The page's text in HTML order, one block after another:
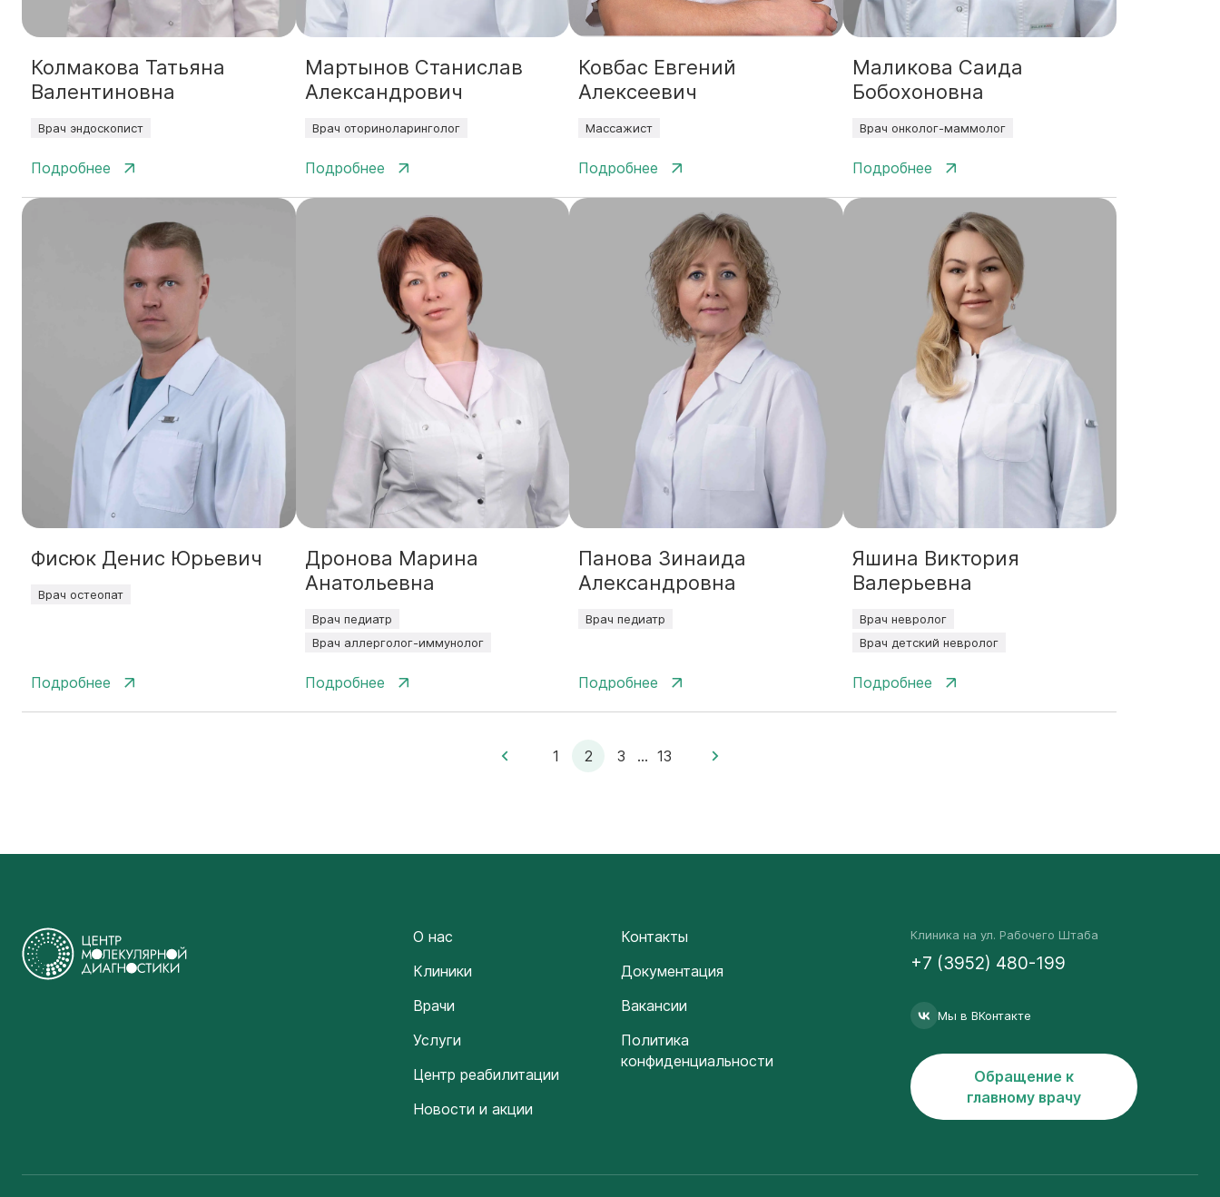
Колмакова Татьяна
Валентиновна
Врач эндоскопист
Подробнее
Мартынов Станислав
Александрович
Врач оториноларинголог
Подробнее
Ковбас Евгений
Алексеевич
Массажист
Подробнее
Маликова Саида
Бобохоновна
Врач онколог-маммолог
Подробнее
Фисюк Денис Юрьевич
Врач остеопат
Подробнее
Дронова Марина
Анатольевна
Врач педиатр
Врач аллерголог-иммунолог
Подробнее
Панова Зинаида
Александровна
Врач педиатр
Подробнее
Яшина Виктория
Валерьевна
Врач невролог
Врач детский невролог
Подробнее
1 2 3 ... 13
О нас
Клиники
Врачи
Услуги
Центр реабилитации
Новости и акции
Контакты
Документация
Вакансии
Политика
конфиденциальности
Клиника на ул. Рабочего Штаба
+7 (3952) 480-199
Мы в ВКонтакте
Обращение к
главному врачу